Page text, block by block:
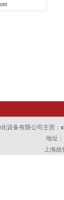
设备有限公司主营：
地址
上海故